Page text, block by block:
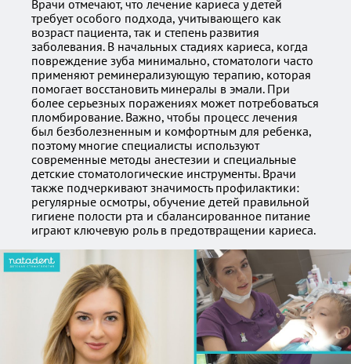
Врачи отмечают, что лечение кариеса у детей
требует особого подхода, учитывающего как
возраст пациента, так и степень развития
заболевания. В начальных стадиях кариеса, когда
повреждение зуба минимально, стоматологи часто
применяют реминерализующую терапию, которая
помогает восстановить минералы в эмали. При
более серьезных поражениях может потребоваться
пломбирование. Важно, чтобы процесс лечения
был безболезненным и комфортным для ребенка,
поэтому многие специалисты используют
современные методы анестезии и специальные
детские стоматологические инструменты. Врачи
также подчеркивают значимость профилактики:
регулярные осмотры, обучение детей правильной
гигиене полости рта и сбалансированное питание
играют ключевую роль в предотвращении кариеса.